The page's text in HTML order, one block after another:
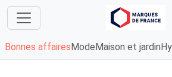
Bonnes affaires Mode Maison et jardin